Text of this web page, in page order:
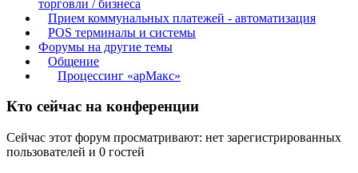
торговли / бизнеса
Прием коммунальных платежей - автоматизация
POS терминалы и системы
Форумы на другие темы
Общение
Процессинг «арМакс»
Кто сейчас на конференции
Сейчас этот форум просматривают: нет зарегистрированных
пользователей и 0 гостей